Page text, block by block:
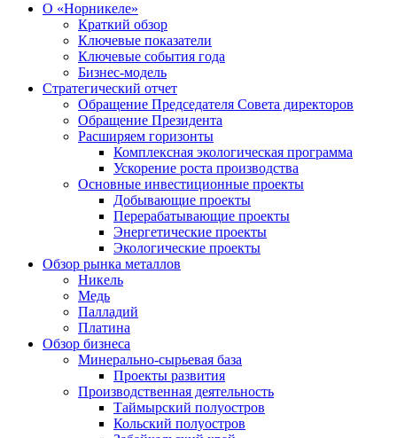
О «Норникеле»
Краткий обзор
Ключевые показатели
Ключевые события года
Бизнес-модель
Стратегический отчет
Обращение Председателя Совета директоров
Обращение Президента
Расширяем горизонты
Комплексная экологическая программа
Ускорение роста производства
Основные инвестиционные проекты
Добывающие проекты
Перерабатывающие проекты
Энергетические проекты
Экологические проекты
Обзор рынка металлов
Никель
Медь
Палладий
Платина
Обзор бизнеса
Минерально-сырьевая база
Проекты развития
Производственная деятельность
Таймырский полуостров
Кольский полуостров